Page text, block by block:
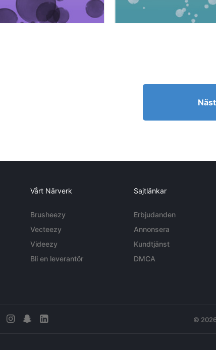
Vårt Närverk
Brusheezy
Vecteezy
Videezy
Bli en leverantör
Sajtlänkar
Erbjudanden
Annonsera
Kundtjänst
DMCA
©